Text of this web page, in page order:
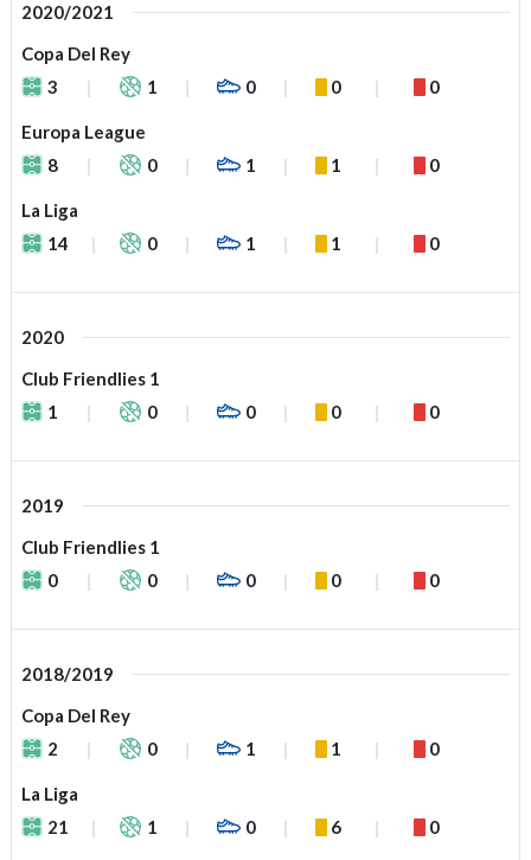
2020/2021
Copa Del Rey
3
1 0 0 0
Europa League
8
0 1 1 0
La Liga
14
0 1 1 0
2020
Club Friendlies 1
1
0 0 0 0
2019
Club Friendlies 1
0
0 0 0 0
2018/2019
Copa Del Rey
2
0 1 1 0
La Liga
21
1 0 6 0